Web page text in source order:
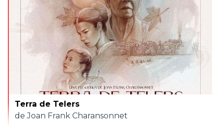
Terra de Telers
de Joan Frank Charansonnet